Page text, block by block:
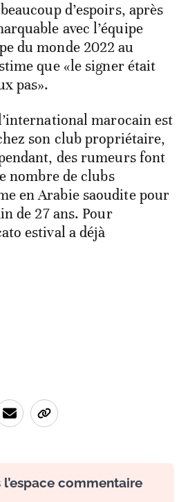
d’espoirs, après
avec l’équipe
du monde 2022 au
que «le signer était
pas».
marocain est
son club propriétaire,
des rumeurs font
nombre de clubs
en Arabie saoudite pour
de 27 ans. Pour
estival a déjà
commentaire